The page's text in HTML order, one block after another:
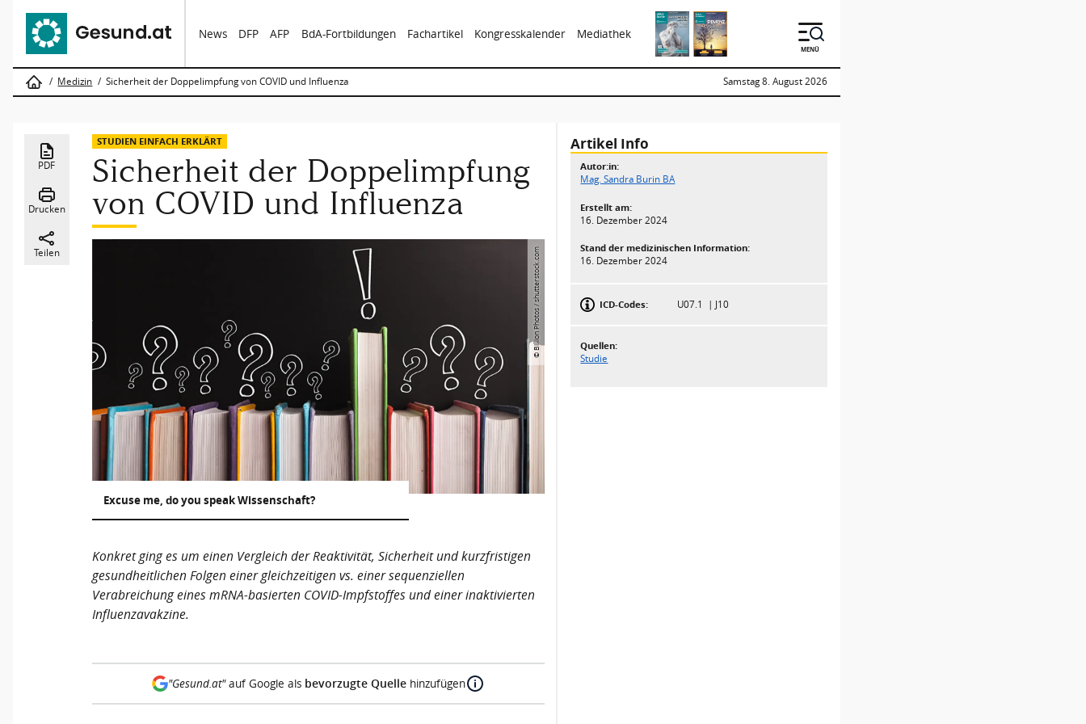
News DFP AFP BdA-Fortbildungen Fachartikel Kongresskalender Mediathek
MENÜ
Medizin Sicherheit der Doppelimpfung von COVID und Influenza Samstag 8. August 2026
PDF
Drucken
Teilen
STUDIEN EINFACH ERKLÄRT
Sicherheit der Doppelimpfung
von COVID und Influenza
Excuse me, do you speak Wissenschaft?
© Billion Photos / shutterstock.com
Konkret ging es um einen Vergleich der Reaktivität, Sicherheit und kurzfristigen
gesundheitlichen Folgen einer gleichzeitigen vs. einer sequenziellen
Verabreichung eines mRNA-basierten COVID-Impfstoffes und einer inaktivierten
Influenzavakzine.
"Gesund.at"auf Google als bevorzugte Quellehinzufügen
Artikel Info
Autor:in:
Mag. Sandra Burin BA
Erstellt am:
16. Dezember 2024
Stand der medizinischen Information:
16. Dezember 2024
ICD-Codes: U07.1 J10
Quellen:
Studie